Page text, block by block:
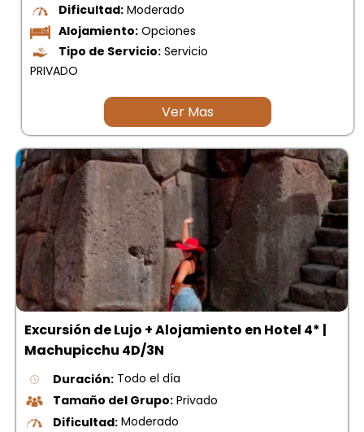
Dificultad: Moderado
Alojamiento: Opciones
Tipo de Servicio: Servicio
PRIVADO
Ver Mas
Excursión de Lujo + Alojamiento en Hotel 4* |
Machupicchu 4D/3N
Duración: Todo el día
Tamaño del Grupo: Privado
Dificultad: Moderado